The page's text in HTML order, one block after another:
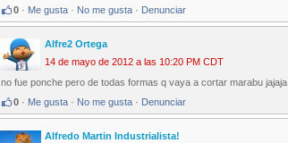
0 · Me gusta · No me gusta · Denunciar
Alfre2 Ortega
14 de mayo de 2012 a las 10:20 PM CDT
no fue ponche pero de todas formas q vaya a cortar marabu jajaja
0 · Me gusta · No me gusta · Denunciar
Alfredo Martin Industrialista!